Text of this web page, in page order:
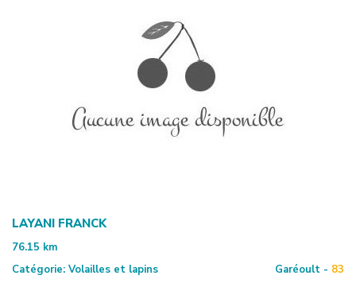
LAYANI FRANCK
76.15 km
Catégorie: Volailles et lapins Garéoult - 83